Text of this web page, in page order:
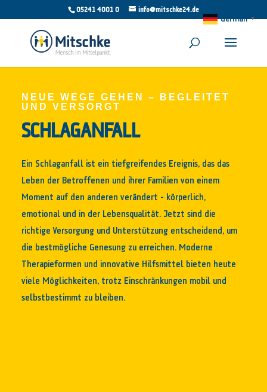
05241 4001 0 info@mitschke24.de
NEUE WEGE GEHEN – BEGLEITET
UND VERSORGT
SCHLAGANFALL
Ein Schlaganfall ist ein tiefgreifendes Ereignis, das das
Leben der Betroffenen und ihrer Familien von einem
Moment auf den anderen verändert – körperlich,
emotional und in der Lebensqualität. Jetzt sind die
richtige Versorgung und Unterstützung entscheidend, um
die bestmögliche Genesung zu erreichen. Moderne
Therapieformen und innovative Hilfsmittel bieten heute
viele Möglichkeiten, trotz Einschränkungen mobil und
selbstbestimmt zu bleiben.
German ▼